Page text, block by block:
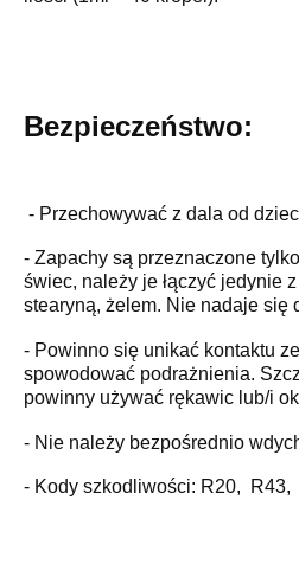
Bezpieczeństwo:
- Przechowywać z dala od
- Zapachy są przeznaczone
świec, należy je łączyć jedynie
stearyną, żelem. Nie nadaje się
- Powinno się unikać kontaktu
spowodować podrażnienia.
powinny używać rękawic lub/i
- Nie należy bezpośrednio
- Kody szkodliwości: R20, R43,